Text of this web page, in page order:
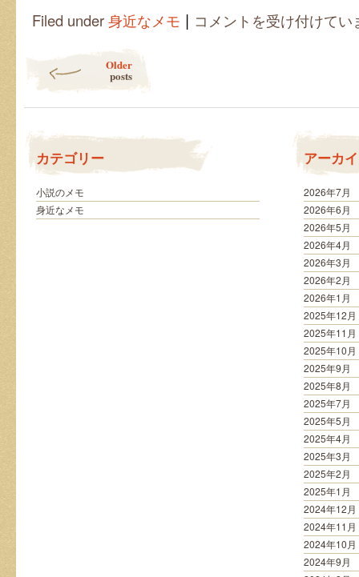
Filed under身近なメモ |
ス
マ
ん
は
コメントを受け付けてい
Older
posts
カテゴリー
小説のメモ
身近なメモ
アーカ
2026年7月
2026年6月
2026年5月
2026年4月
2026年3月
2026年2月
2026年1月
2025年12月
2025年11月
2025年10月
2025年9月
2025年8月
2025年7月
2025年5月
2025年4月
2025年3月
2025年2月
2025年1月
2024年12月
2024年11月
2024年10月
2024年9月